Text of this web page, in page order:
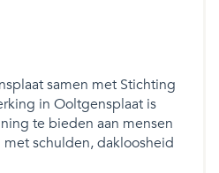
samen met Stichting
in Ooltgensplaat is
te bieden aan mensen
schulden, dakloosheid